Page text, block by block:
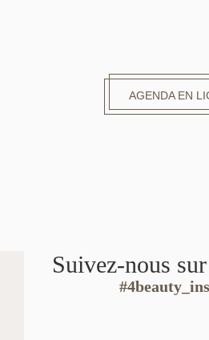
AGENDA EN
Suivez-nous